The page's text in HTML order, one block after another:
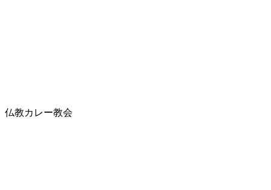
仏教カレー教会